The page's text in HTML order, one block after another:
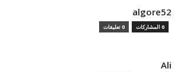
algore52
0 المشاركات 0 تعليقات
Ali